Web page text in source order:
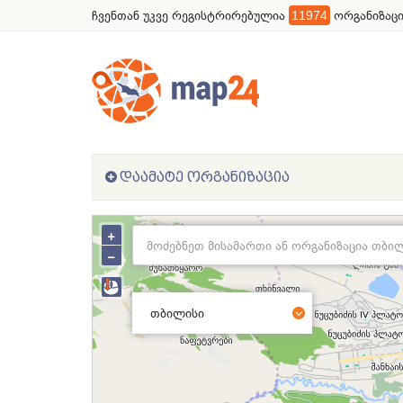
ჩვენთან უკვე რეგისტრირებულია 11974
ᲓᲐᲐᲛᲐᲢᲔ ᲝᲠᲒᲐᲜᲘᲖᲐᲪᲘᲐ
თბილისი
+
−